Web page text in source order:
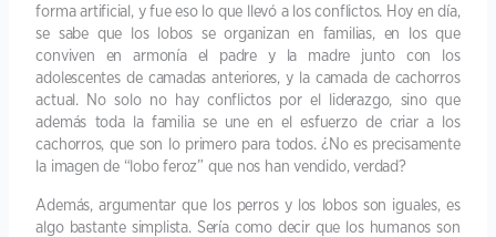
forma artificial, y fue eso lo que llevó a los conflictos. Hoy en día,
se sabe que los lobos se organizan en familias, en los que
conviven en armonía el padre y la madre junto con los
adolescentes de camadas anteriores, y la camada de cachorros
actual. No solo no hay conflictos por el liderazgo, sino que
además toda la familia se une en el esfuerzo de criar a los
cachorros, que son lo primero para todos. ¿No es precisamente
la imagen de “lobo feroz” que nos han vendido, verdad?
Además, argumentar que los perros y los lobos son iguales, es
algo bastante simplista. Sería como decir que los humanos son